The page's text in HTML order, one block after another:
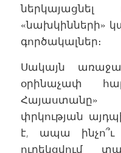
ներկայացնել
«նախկինների»
գործակալներ։
Սակայն
օրինաչափ
փրկության
է, ապա ինչո՞ւ
ուղեկցվում